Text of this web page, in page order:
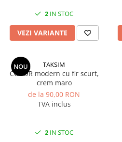
2 IN STOC
VEZI VARIANTE
NOU TAKSIM
COVOR modern cu fir scurt,
crem maro
de la 90,00 RON
TVA inclus
2 IN STOC